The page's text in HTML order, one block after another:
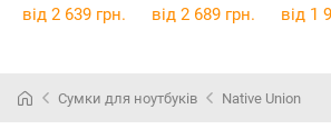
MacBook 14
від 2 639 грн. від 2 689 грн. від 1
Сумки для ноутбуків Native Union